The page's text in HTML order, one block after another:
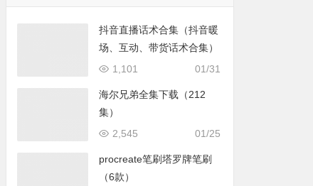
抖音直播话术合集（抖音暖
场、互动、带货话术合集）
01/31
1,101
海尔兄弟全集下载（212
集）
01/25
2,545
procreate笔刷塔罗牌笔刷
（6款）